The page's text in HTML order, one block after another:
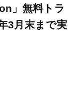
」無料トラ
3月末まで実